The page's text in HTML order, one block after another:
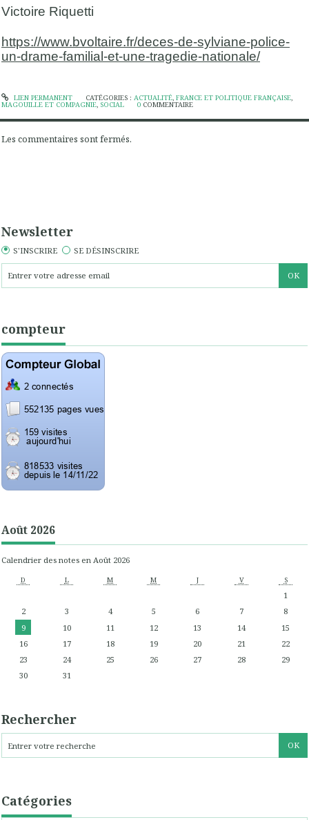
Victoire Riquetti
https://www.bvoltaire.fr/deces-de-sylviane-police-
un-drame-familial-et-une-tragedie-nationale/
LIEN PERMANENT CATÉGORIES : ACTUALITÉ, FRANCE ET POLITIQUE FRANÇAISE,
MAGOUILLE ET COMPAGNIE, SOCIAL 0 COMMENTAIRE
Les commentaires sont fermés.
Newsletter
S'INSCRIRE SE DÉSINSCRIRE
compteur
Août 2026
Calendrier des notes en Août 2026
D L M M J V S
1
2
3 4 5 6 7
8
9
10 11 12 13 14
15
16
17 18 19 20 21
22
23
24 25 26 27 28
29
30
31
Rechercher
Catégories